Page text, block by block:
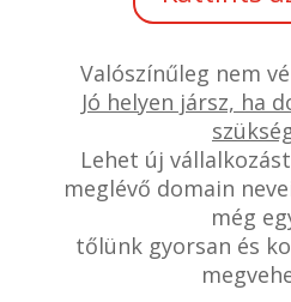
Valószínűleg nem
Jó helyen jársz, ha
Lehet új
meglévő domain
még
tőlünk gyorsan és